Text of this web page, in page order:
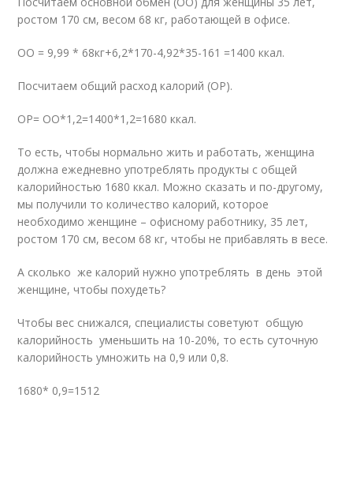
ростом 170 см, весом 68 кг, работающей в офисе.
ОО = 9,99 * 68кг+6,2*170-4,92*35-161 =1400 ккал.
Посчитаем общий расход калорий (ОР).
ОР= ОО*1,2=1400*1,2=1680 ккал.
То есть, чтобы нормально жить и работать, женщина
должна ежедневно употреблять продукты с общей
калорийностью 1680 ккал. Можно сказать и по-другому,
мы получили то количество калорий, которое
необходимо женщине – офисному работнику, 35 лет,
ростом 170 см, весом 68 кг, чтобы не прибавлять в весе.
А сколько же калорий нужно употреблять в день этой
женщине, чтобы похудеть?
Чтобы вес снижался, специалисты советуют общую
калорийность уменьшить на 10-20%, то есть суточную
калорийность умножить на 0,9 или 0,8.
1680* 0,9=1512